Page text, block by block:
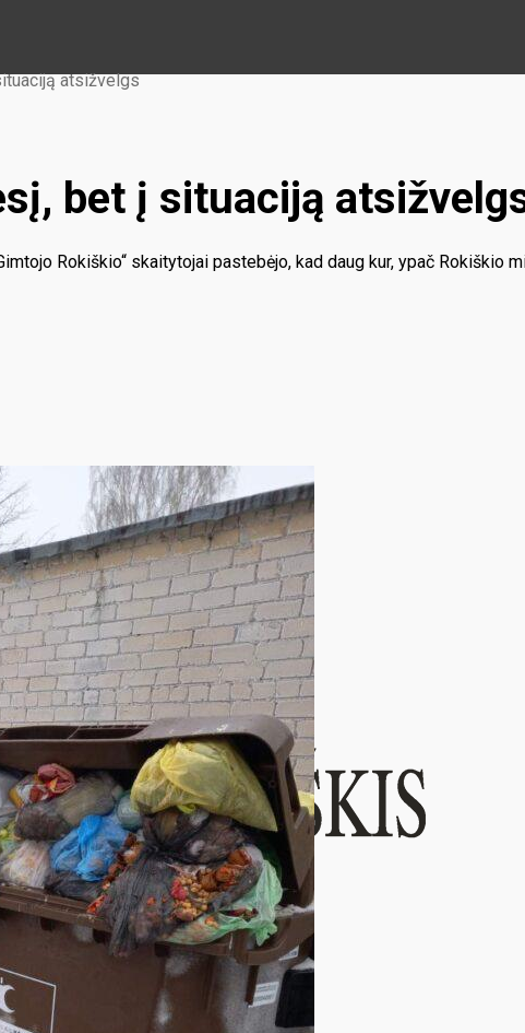
atsižvelgs
bet į situaciją
Rokiškio“ skaitytojai pastebėjo, kad daug kur, ypač Rokiškio